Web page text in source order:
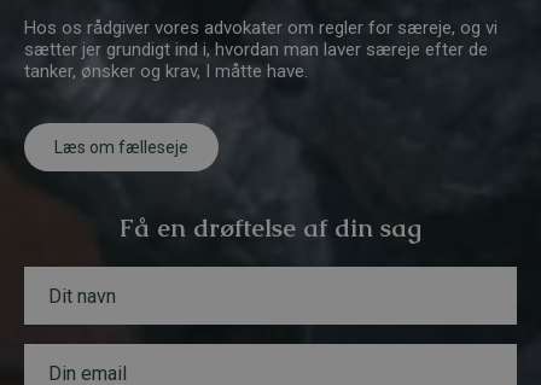
Hos os rådgiver vores advokater om regler for særeje, og vi
sætter jer grundigt ind i, hvordan man laver særeje efter de
tanker, ønsker og krav, I måtte have.
Læs om fælleseje
Få en drøftelse af din sag
v
n